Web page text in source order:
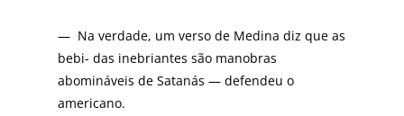
— Na verdade, um verso de Medina diz que as
bebi- das inebriantes são manobras
abomináveis de Satanás — defendeu o
americano.